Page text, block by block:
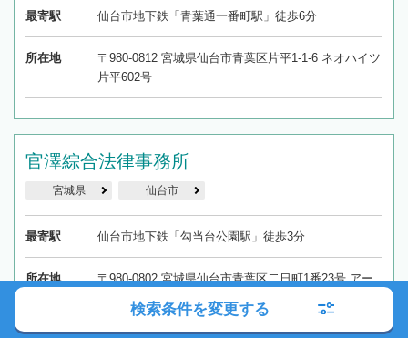
最寄駅 仙台市地下鉄「青葉通一番町駅」徒歩6分
所在地
〒980-0812 宮城県仙台市青葉区片平1-1-6 ネオハイツ
片平602号
官澤綜合法律事務所
宮城県 仙台市
最寄駅 仙台市地下鉄「勾当台公園駅」徒歩3分
所在地
〒980-0802 宮城県仙台市青葉区二日町1番23号 アー
バンネット勾当台ビル10Ｆ
検索条件を変更する